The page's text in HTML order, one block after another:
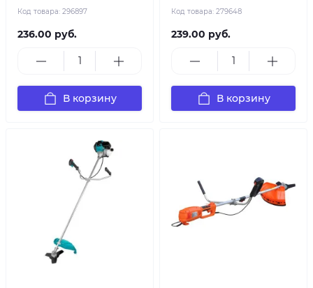
Код товара: 296897
236.00 руб.
В корзину
Код товара: 279648
239.00 руб.
В корзину